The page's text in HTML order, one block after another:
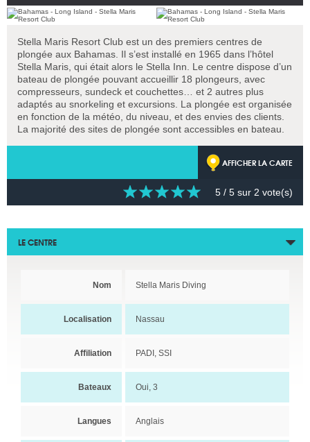
Stella Maris Resort Club est un des premiers centres de
plongée aux Bahamas. Il s’est installé en 1965 dans l’hôtel
Stella Maris, qui était alors le Stella Inn. Le centre dispose d’un
bateau de plongée pouvant accueillir 18 plongeurs, avec
compresseurs, sundeck et couchettes… et 2 autres plus
adaptés au snorkeling et excursions. La plongée est organisée
en fonction de la météo, du niveau, et des envies des clients.
La majorité des sites de plongée sont accessibles en bateau.
AFFICHER LA CARTE
5 / 5 sur 2 vote(s)
LE CENTRE
Nom Stella Maris Diving
Localisation Nassau
Affiliation PADI, SSI
Bateaux Oui, 3
Langues Anglais